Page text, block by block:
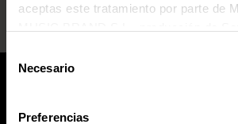
aceptas este tratamiento por parte de
nuestra Política de Inteligencia Artificial.
Selección
Necesario
Preferencias